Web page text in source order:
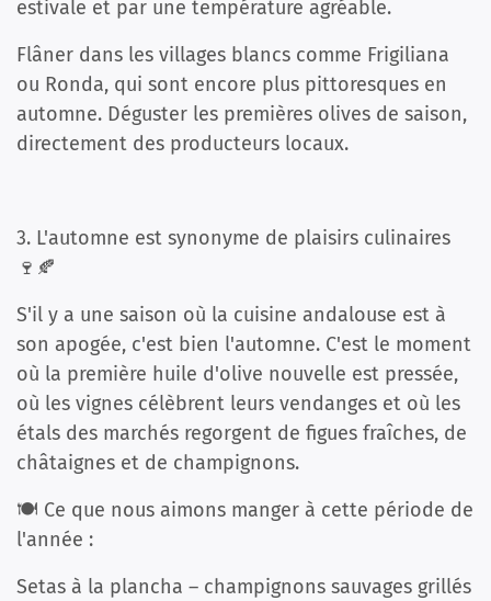
estivale et par une température agréable.
Flâner dans les villages blancs comme Frigiliana
ou Ronda, qui sont encore plus pittoresques en
automne. Déguster les premières olives de saison,
directement des producteurs locaux.
3. L'automne est synonyme de plaisirs culinaires
🍷🍂
S'il y a une saison où la cuisine andalouse est à
son apogée, c'est bien l'automne. C'est le moment
où la première huile d'olive nouvelle est pressée,
où les vignes célèbrent leurs vendanges et où les
étals des marchés regorgent de figues fraîches, de
châtaignes et de champignons.
🍽️ Ce que nous aimons manger à cette période de
l'année :
Setas à la plancha – champignons sauvages grillés